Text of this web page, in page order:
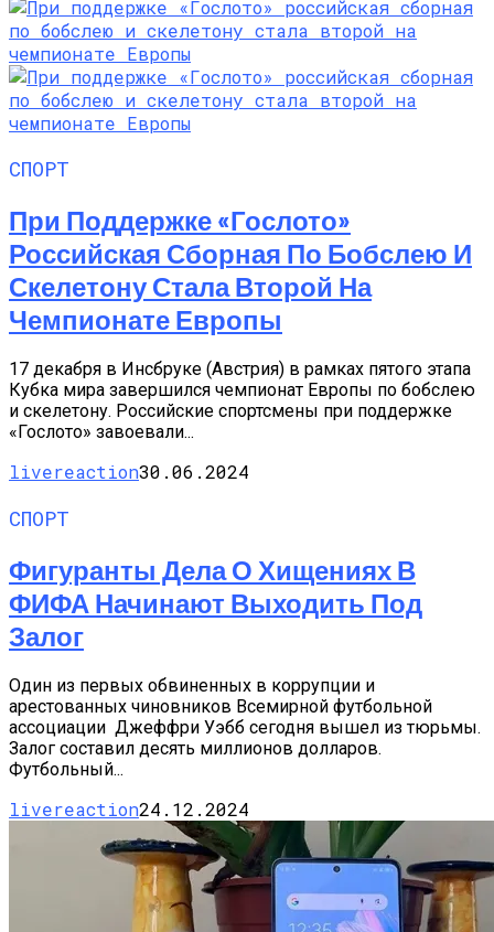
СПОРТ
При Поддержке «Гослото»
Российская Сборная По Бобслею И
Скелетону Стала Второй На
Чемпионате Европы
17 декабря в Инсбруке (Австрия) в рамках пятого этапа
Кубка мира завершился чемпионат Европы по бобслею
и скелетону. Российские спортсмены при поддержке
«Гослото» завоевали...
livereaction30.06.2024
СПОРТ
Фигуранты Дела О Хищениях В
ФИФА Начинают Выходить Под
Залог
Один из первых обвиненных в коррупции и
арестованных чиновников Всемирной футбольной
ассоциации Джеффри Уэбб сегодня вышел из тюрьмы.
Залог составил десять миллионов долларов.
Футбольный...
livereaction24.12.2024